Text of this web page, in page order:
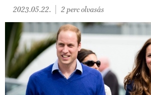
2023.05.22. 2 perc olvasás